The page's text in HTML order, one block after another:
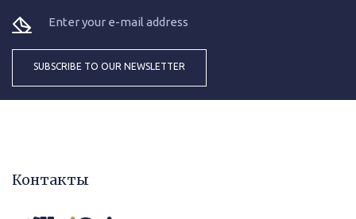
Контакты